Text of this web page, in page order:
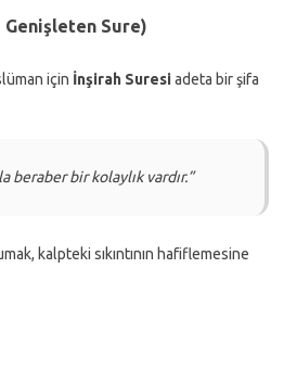
Genişleten Sure)
için İnşirah Suresiadeta bir şifa
beraber bir kolaylık vardır.”
kalpteki sıkıntının hafiflemesine